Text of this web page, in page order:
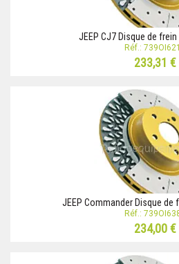
JEEP CJ7 Disque de
Réf.:
233,31 €
JEEP Commander Disque de
Réf.:
234,00 €